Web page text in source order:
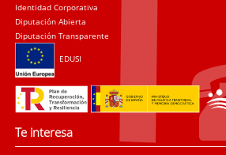
Identidad Corporativa
Diputación Abierta
Diputación Transparente
EDUSI
Te interesa